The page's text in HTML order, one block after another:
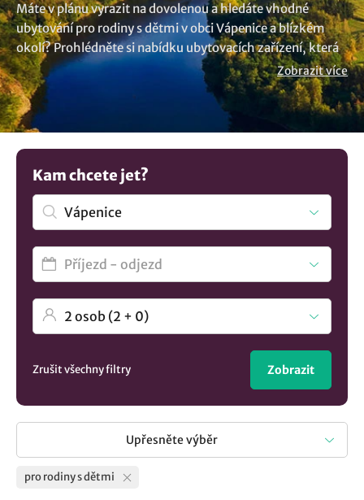
Máte v plánu vyrazit na dovolenou a hledáte vhodné
ubytování pro rodiny s dětmi v obci Vápenice a blízkém
okolí? Prohlédněte si nabídku ubytovacích zařízení, která
jsou uzpůsobena a jsou vhodná pro pobyty s dětmi. Díky
vhodnému zázemí si dovolenou daleko více užijí, jak
rodiče, tak i malé i větší děti. A už víte kam se tentokráte
vypravíte s dětmi? Na našem turistickém portálu najdete
ubytování vhodné pro děti, ale také zde najdete nabídky
pro maminky s miminky. A které vybavení je vhodné, aby
zařízení mělo zajištěno pro rodiny s dětmi? Během letní
sezóny určitě hosté uvítají zahradu, dětské hřiště s
herními prvky a za chladného počasí přijde vhod herna,
dětský koutek nebo třeba krytý bazén. A pokud stále
nevíte, prohlédněte si naši nabídku ubytování pro rodiny s
dětmi v obci Vápenice a vyražte na rodinnou dovolenou.
Není to co hledáte? Prohlédněte si všechnaubytování v
lokalitě Vápenice..
Zobrazit více
Kam chcete jet?
Zrušit všechny filtry Zobrazit
Upřesněte výběr
pro rodiny s dětmi